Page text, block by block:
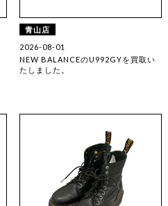
青山店
2026-08-01
NEW BALANCEのU992GYを買取い
たしました。